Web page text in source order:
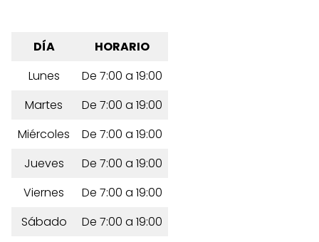
DÍA
HORARIO
Lunes
De 7:00 a 19:00
Martes
De 7:00 a 19:00
Miércoles
De 7:00 a 19:00
Jueves
De 7:00 a 19:00
Viernes
De 7:00 a 19:00
Sábado
De 7:00 a 19:00